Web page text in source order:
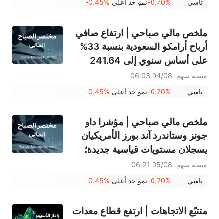
تاسي
-0.70%نمو حد أعلى -0.45%
ملخص مالي صباحي | ارتفاع صافي
أرباح أرامكو السعودية بنسبة 33%
على أساس سنوي إلى 241.64
مليار ريال سعودي، وتوزيع أرباح
بقيمة 0.34 ريال سعودي للسهم
شركة في العالم
منصة سهم
04/08 06:03
تاسي
-0.70%نمو حد أعلى -0.45%
ملخص مالي صباحي | مؤشرا داو
جونز وستاندرد آند بورز الأمريكيان
يسجلان مستويات قياسية جديدة؛
بعد تجاوز توقعات الأرباح؛ شركة
الإيرادات بنسبة 13.6%
منصة سهم
05/08 06:21
تاسي
-0.70%نمو حد أعلى -0.45%
متتبّع الاتجاهات | ارتفع قطاع معدات